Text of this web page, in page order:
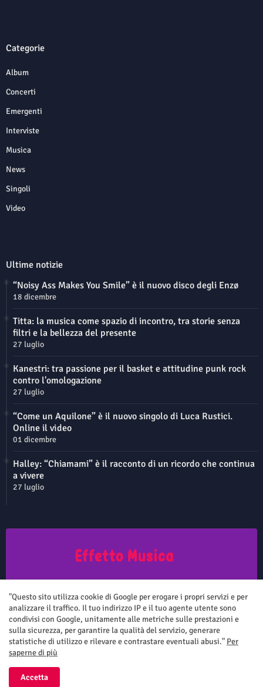
Categorie
Album
Concerti
Emergenti
Interviste
Musica
News
Singoli
Video
Ultime notizie
“Noisy Ass Makes You Smile” è il nuovo disco degli Enzø
18 dicembre
Titta: la musica come spazio di incontro, tra storie senza
filtri e la bellezza del presente
27 luglio
Kanestri: tra passione per il basket e attitudine punk rock
contro l'omologazione
27 luglio
“Come un Aquilone” è il nuovo singolo di Luca Rustici.
Online il video
01 dicembre
Halley: “Chiamami” è il racconto di un ricordo che continua
a vivere
27 luglio
aggiornato senza nessuna periodicità. Non può pertanto considerarsi
un prodotto editoriale ai sensi della legge n.62 del 7.03.2001
Home
"Questo sito utilizza cookie di Google per erogare i propri servizi e per
analizzare il traffico. Il tuo indirizzo IP e il tuo agente utente sono
condivisi con Google, unitamente alle metriche sulle prestazioni e
sulla sicurezza, per garantire la qualità del servizio, generare
statistiche di utilizzo e rilevare e contrastare eventuali abusi." Per
saperne di più
Accetta